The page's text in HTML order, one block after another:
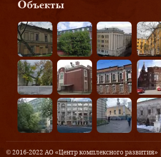
Объекты
© 2016-2022 АО «Центр комплексного